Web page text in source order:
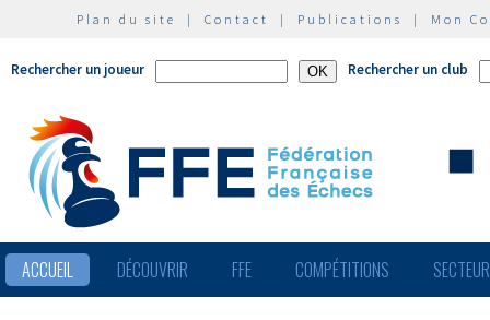
Plan du site | Contact | Publications | Mon
Rechercher un joueur Rechercher un club
ACCUEIL DÉCOUVRIR FFE COMPÉTITIONS